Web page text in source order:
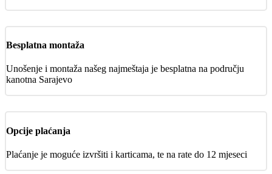
Besplatna montaža
Unošenje i montaža našeg najmeštaja je besplatna na području
kanotna Sarajevo
Opcije plaćanja
Plaćanje je moguće izvršiti i karticama, te na rate do 12 mjeseci